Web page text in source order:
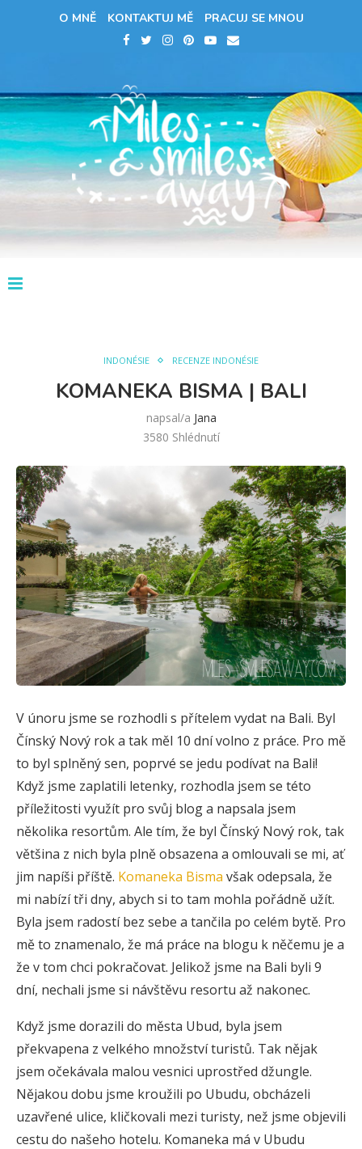
O MNĚ KONTAKTUJ MĚ PRACUJ SE MNOU
INDONÉSIE RECENZE INDONÉSIE
KOMANEKA BISMA | BALI
napsal/a Jana
3580 Shlédnutí
V únoru jsme se rozhodli s přítelem vydat na Bali. Byl
Čínský Nový rok a tak měl 10 dní volno z práce. Pro mě
to byl splněný sen, poprvé se jedu podívat na Bali!
Když jsme zaplatili letenky, rozhodla jsem se této
příležitosti využít pro svůj blog a napsala jsem
několika resortům. Ale tím, že byl Čínský Nový rok, tak
většina z nich byla plně obsazena a omlouvali se mi, ať
jim napíši příště. Komaneka Bisma však odepsala, že
mi nabízí tři dny, abych si to tam mohla pořádně užít.
Byla jsem radostí bez sebe a tančila po celém bytě. Pro
mě to znamenalo, že má práce na blogu k něčemu je a
že v tom chci pokračovat. Jelikož jsme na Bali byli 9
dní, nechali jsme si návštěvu resortu až nakonec.
Když jsme dorazili do města Ubud, byla jsem
překvapena z velkého množství turistů. Tak nějak
jsem očekávala malou vesnici uprostřed džungle.
Nějakou dobu jsme kroužili po Ubudu, obcházeli
uzavřené ulice, kličkovali mezi turisty, než jsme objevili
cestu do našeho hotelu. Komaneka má v Ubudu